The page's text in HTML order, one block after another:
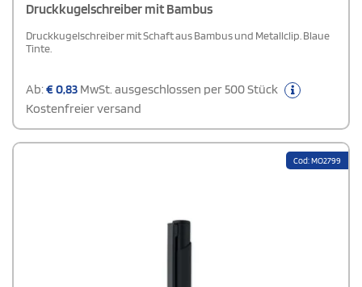
Druckkugelschreiber mit Bambus
Druckkugelschreiber mit Schaft aus Bambus und Metallclip. Blaue
Tinte.
Ab:€0,83 MwSt. ausgeschlossen per 500 Stück
Kostenfreier versand
Cod: MO2799